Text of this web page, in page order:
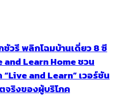
วรี พลิกโฉมบ้านเดี่ยว 8 ซี
and Learn Home ชวน
and Learn” เวอร์ชัน
จริงของผู้บริโภค